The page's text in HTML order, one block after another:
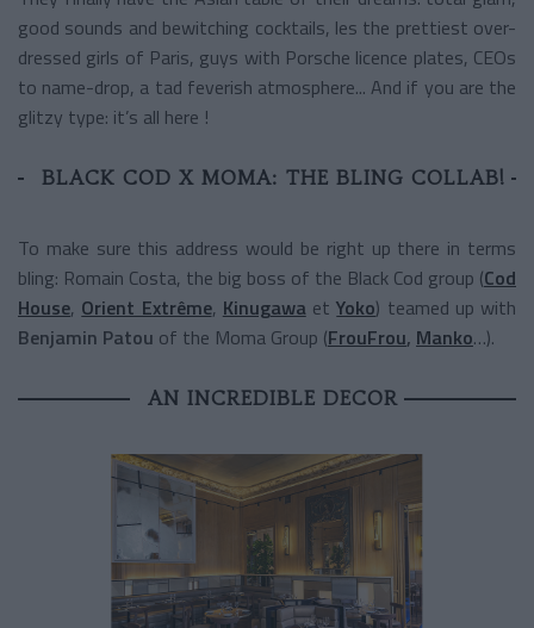
good sounds and bewitching cocktails, les the prettiest over-
dressed girls of Paris, guys with Porsche licence plates, CEOs
to name-drop, a tad feverish atmosphere... And if you are the
glitzy type: it’s all here !
BLACK COD X MOMA: THE BLING COLLAB!
To make sure this address would be right up there in terms
bling: Romain Costa, the big boss of the Black Cod group (Cod
House, Orient Extrême, KinugawaetYoko) teamed up with
Benjamin Patou of the Moma Group (FrouFrou, Manko…).
AN INCREDIBLE DECOR